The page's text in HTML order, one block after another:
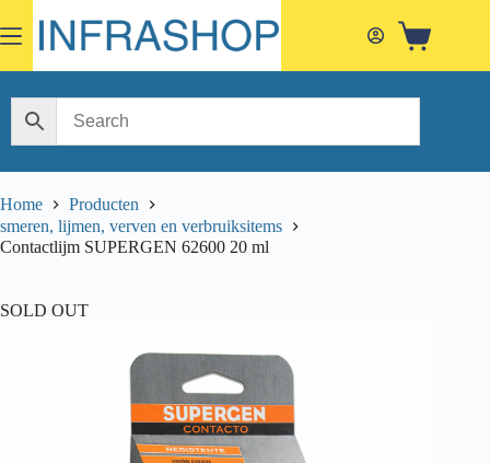
to
content
Shopping
Home
Producten
smeren, lijmen, verven en verbruiksitems
Contactlijm SUPERGEN 62600 20 ml
SOLD OUT